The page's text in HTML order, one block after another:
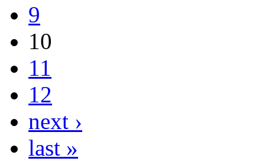
9
10
11
12
next ›
last »